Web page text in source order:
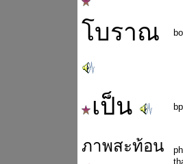
โบราณ
เป็น
ภาพสะท้อน